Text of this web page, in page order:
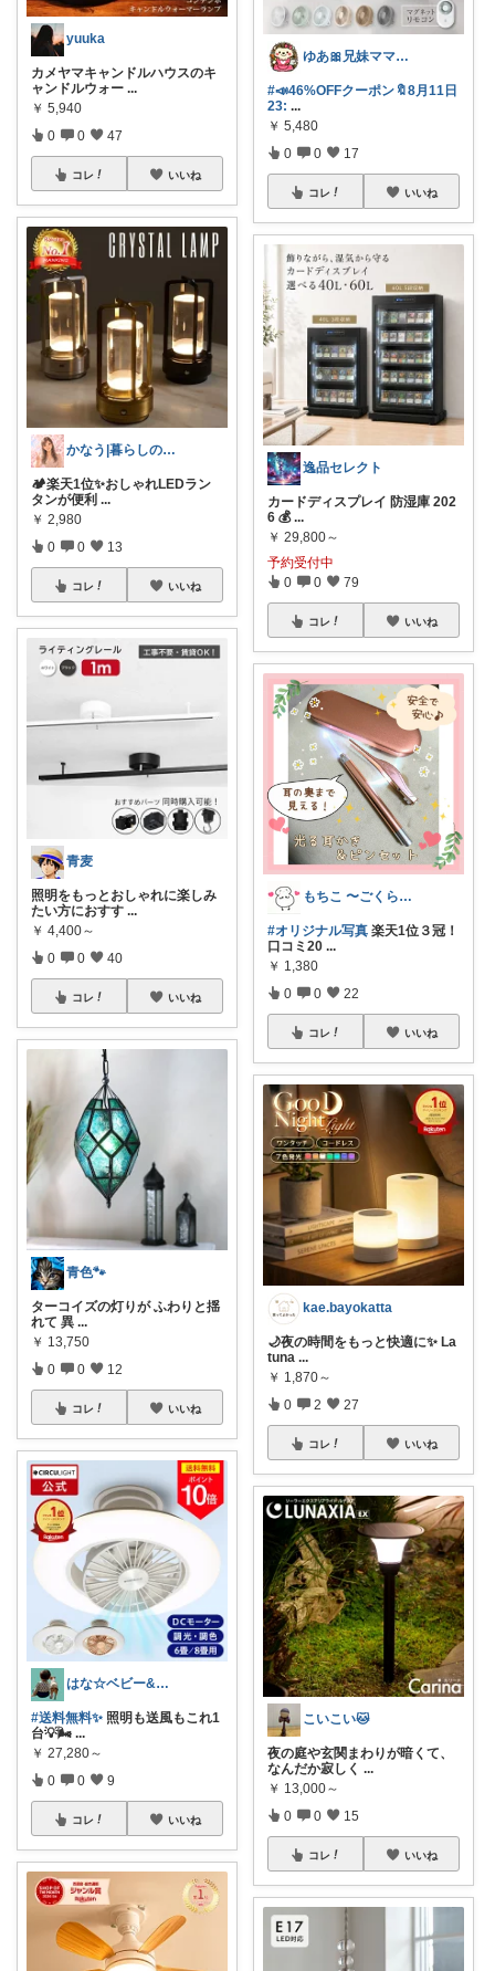
yuuka
カメヤマキャンドルハウスのキ
ャンドルウォー ...
￥ 5,940
0 0 47
コレ いいね
かなう|暮らしの記録🌱
🏕️楽天1位✨おしゃれLEDラン
タンが便利 ...
￥ 2,980
0 0 13
コレ いいね
青麦
照明をもっとおしゃれに楽しみ
たい方におすす ...
￥ 4,400～
0 0 40
コレ いいね
青色🐾
ターコイズの灯りが ふわりと揺
れて 異 ...
￥ 13,750
0 0 12
コレ いいね
はな☆ベビー&キッズ
#送料無料✨ 照明も送風もこれ1
台💡🌬️ ...
￥ 27,280～
0 0 9
コレ いいね
ゆあ🎀兄妹ママの育児と暮らし
#📣46%OFFクーポン🔖8月11日
23: ...
￥ 5,480
0 0 17
コレ いいね
逸品セレクト
カードディスプレイ 防湿庫 202
6 💰 ...
￥ 29,800～
予約受付中
0 0 79
コレ いいね
もちこ 〜ごくらく＆かわいい生活♪
#オリジナル写真 楽天1位３冠！
口コミ20 ...
￥ 1,380
0 0 22
コレ いいね
kae.bayokatta
🌙夜の時間をもっと快適に✨ La
tuna ...
￥ 1,870～
0 2 27
コレ いいね
こいこい🐱
夜の庭や玄関まわりが暗くて、
なんだか寂しく ...
￥ 13,000～
0 0 15
コレ いいね